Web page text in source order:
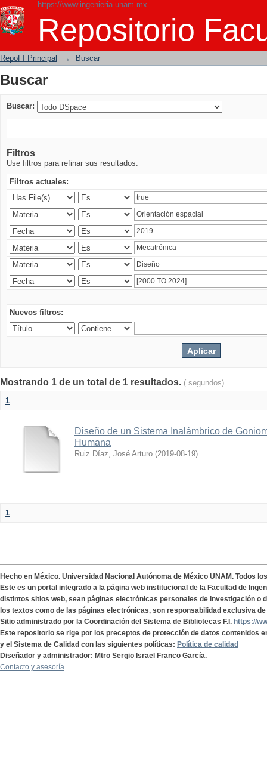
https://www.ingenieria.unam.mx
Repositorio
Buscar
RepoFI Principal → Buscar
Buscar
Buscar:
Filtros
Use filtros para refinar sus resultados.
Filtros actuales:
Nuevos filtros:
Mostrando 1 de un total de 1 resultados. ( segundos)
1
Diseño de un Sistema Inalámbrico de
Humana
Ruiz Díaz, José Arturo (2019-08-19)
1
Hecho en México. Universidad Nacional Autónoma de México UNAM. Todos
Este es un portal integrado a la página web institucional de la Facultad de
distintos sitios web, sean páginas electrónicas personales de investigación o
los textos como de las páginas electrónicas, son responsabilidad exclusiva
Sitio administrado por la Coordinación del Sistema de Bibliotecas F.I. https://
Este repositorio se rige por los preceptos de protección de datos contenidos
y el Sistema de Calidad con las siguientes políticas: Política de calidad
Diseñador y administrador: Mtro Sergio Israel Franco García.
Contacto y asesoría